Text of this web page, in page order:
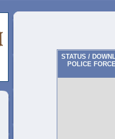
STATUS /
POLICE